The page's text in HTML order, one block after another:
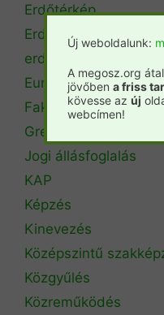
Erdőtérkép
Erdőtörvény
erdőtűz
Európai Unió
Fakitermelés
Green Deal
Jogi állásfoglalás
KAP
Képzés
Kinevezés
Középszintű
Közgyűlés
Közreműködés
Új weboldalunk:
A megosz.org
jövőben a friss
kövesse az új
webcímen!